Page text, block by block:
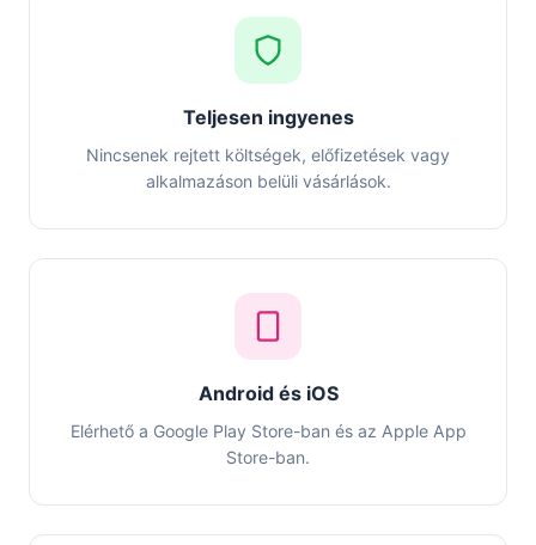
Teljesen ingyenes
Nincsenek rejtett költségek, előfizetések vagy
alkalmazáson belüli vásárlások.
Android és iOS
Elérhető a Google Play Store-ban és az Apple App
Store-ban.